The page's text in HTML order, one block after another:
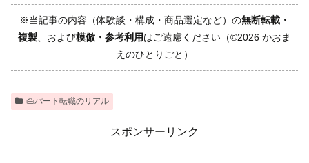
※当記事の内容（体験談・構成・商品選定など）の無断転載・
複製、および模倣・参考利用はご遠慮ください（©2026 かおま
えのひとりごと）
👜パート転職のリアル
スポンサーリンク